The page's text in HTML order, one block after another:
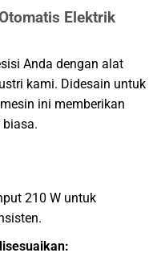
Elektrik
Anda dengan alat
kami. Didesain untuk
ini memberikan
210 W untuk